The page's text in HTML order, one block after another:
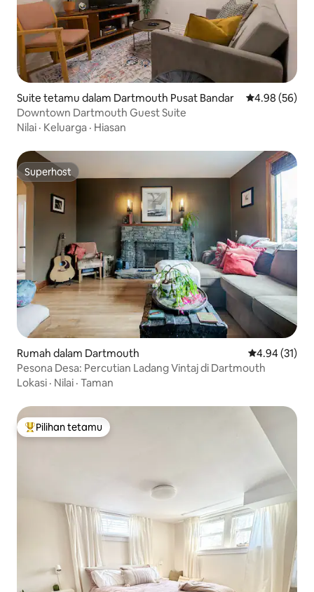
Suite tetamu dalam Dartmouth Pusat Bandar Penarafan
4.98 (56)
Downtown Dartmouth Guest Suite
Nilai · Keluarga · Hiasan
Superhost
Superhost
Rumah dalam Dartmouth Penarafan
4.94 (31)
Pesona Desa: Percutian Ladang Vintaj di Dartmouth
Lokasi · Nilai · Taman
Pilihan utama tetamu
Pilihan tetamu